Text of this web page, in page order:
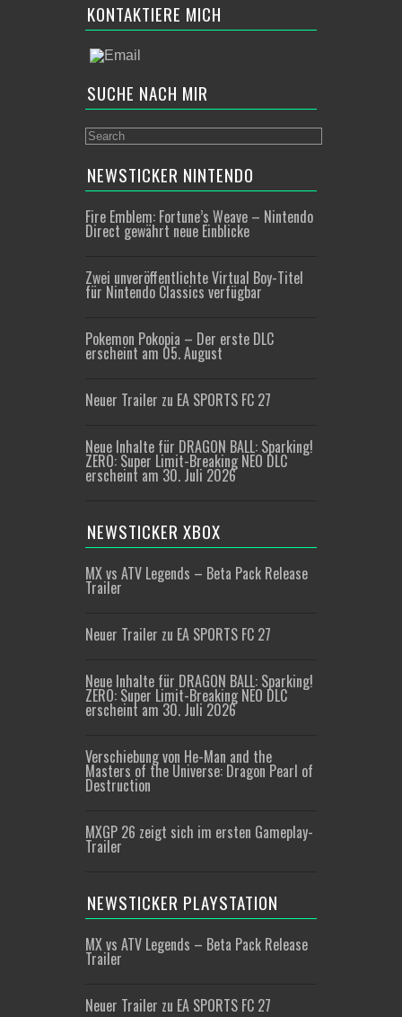
KONTAKTIERE MICH
SUCHE NACH MIR
NEWSTICKER NINTENDO
Fire Emblem: Fortune’s Weave – Nintendo
Direct gewährt neue Einblicke
Zwei unveröffentlichte Virtual Boy-Titel
für Nintendo Classics verfügbar
Pokemon Pokopia – Der erste DLC
erscheint am 05. August
Neuer Trailer zu EA SPORTS FC 27
Neue Inhalte für DRAGON BALL: Sparking!
ZERO: Super Limit-Breaking NEO DLC
erscheint am 30. Juli 2026
NEWSTICKER XBOX
MX vs ATV Legends – Beta Pack Release
Trailer
Neuer Trailer zu EA SPORTS FC 27
Neue Inhalte für DRAGON BALL: Sparking!
ZERO: Super Limit-Breaking NEO DLC
erscheint am 30. Juli 2026
Verschiebung von He-Man and the
Masters of the Universe: Dragon Pearl of
Destruction
MXGP 26 zeigt sich im ersten Gameplay-
Trailer
NEWSTICKER PLAYSTATION
MX vs ATV Legends – Beta Pack Release
Trailer
Neuer Trailer zu EA SPORTS FC 27